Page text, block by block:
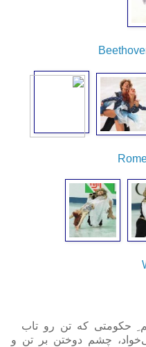
حکومتی که تن رو تاب
چشم دوختن بر تن و